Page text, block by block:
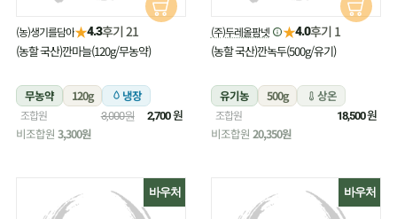
(주)두레올팜넷 ★4.0후기 1
(농할 국산)깐녹두(500g/유기)
유기농 500g 상온
조합원 18,500원
비조합원 20,350원
(농)생기를담아★4.3후기 21
(농할 국산)깐마늘(120g/무농약)
무농약 120g 냉장
조합원 3,000원 2,700원
비조합원 3,300원
바우처
바우처